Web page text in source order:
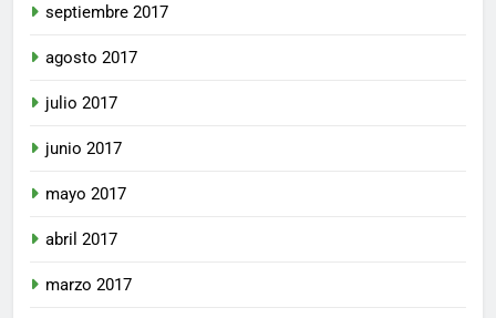
septiembre 2017
agosto 2017
julio 2017
junio 2017
mayo 2017
abril 2017
marzo 2017